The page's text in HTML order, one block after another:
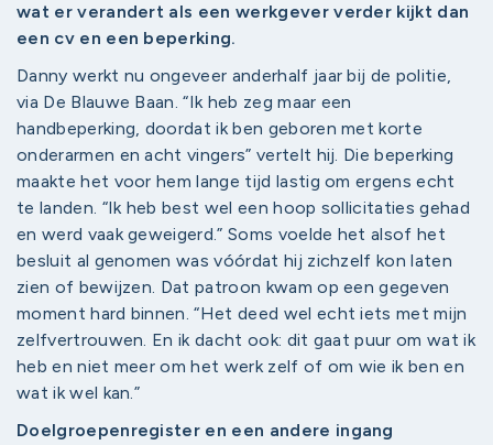
wat er verandert als een werkgever verder kijkt dan
een cv en een beperking.
Danny werkt nu ongeveer anderhalf jaar bij de politie,
via De Blauwe Baan. “Ik heb zeg maar een
handbeperking, doordat ik ben geboren met korte
onderarmen en acht vingers” vertelt hij. Die beperking
maakte het voor hem lange tijd lastig om ergens echt
te landen. “Ik heb best wel een hoop sollicitaties gehad
en werd vaak geweigerd.” Soms voelde het alsof het
besluit al genomen was vóórdat hij zichzelf kon laten
zien of bewijzen. Dat patroon kwam op een gegeven
moment hard binnen. “Het deed wel echt iets met mijn
zelfvertrouwen. En ik dacht ook: dit gaat puur om wat ik
heb en niet meer om het werk zelf of om wie ik ben en
wat ik wel kan.”
Doelgroepenregister en een andere ingang